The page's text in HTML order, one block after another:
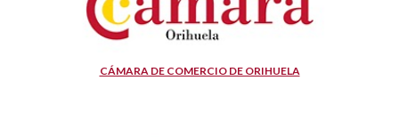
CÁMARA DE COMERCIO DE ORIHUELA